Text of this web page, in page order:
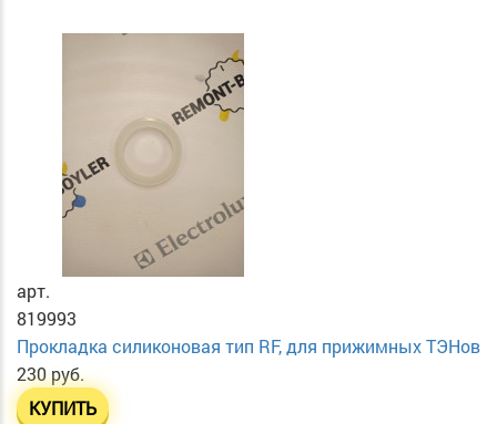
арт.
819993
Прокладка силиконовая тип RF, для прижимных ТЭНов
230 руб.
КУПИТЬ